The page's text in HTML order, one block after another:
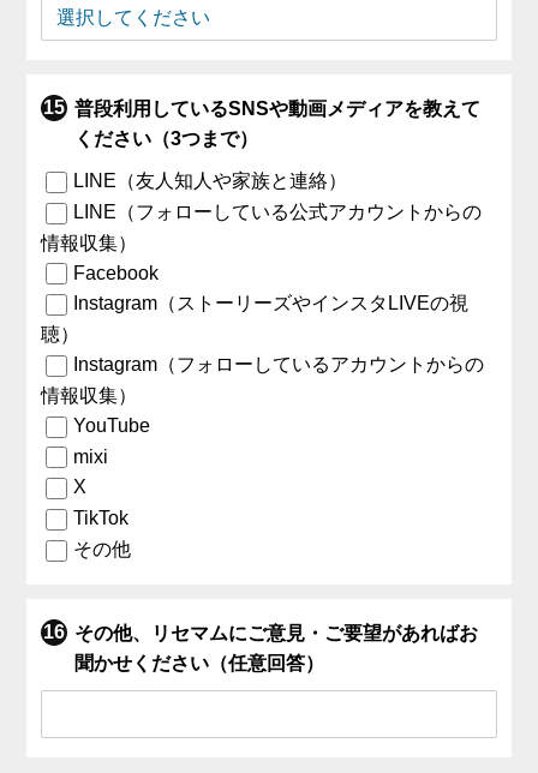
普段利用しているSNSや動画メディアを教えて
ください（3つまで）
LINE（友人知人や家族と連絡）
LINE（フォローしている公式アカウントからの
情報収集）
Facebook
Instagram（ストーリーズやインスタLIVEの視
聴）
Instagram（フォローしているアカウントからの
情報収集）
YouTube
mixi
X
TikTok
その他
その他、リセマムにご意見・ご要望があればお
聞かせください（任意回答）